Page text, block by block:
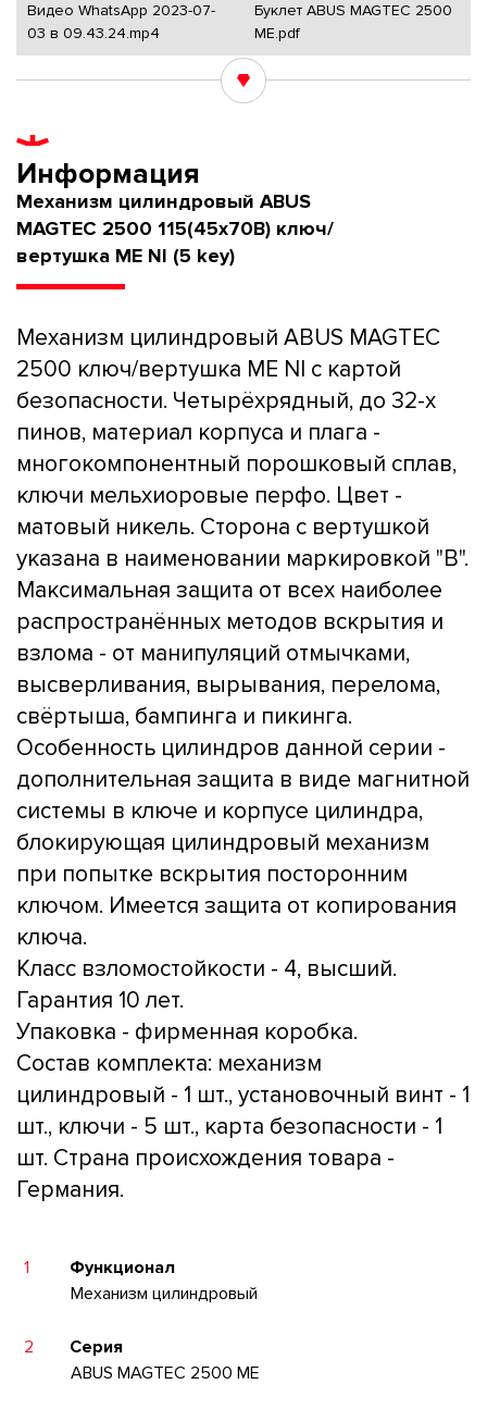
Видео WhatsApp 2023-07-
03 в 09.43.24.mp4
Буклет ABUS MAGTEC 2500
ME.pdf
Информация
Механизм цилиндровый ABUS
MAGTEC 2500 115(45x70В) ключ/
вертушка ME NI (5 key)
Механизм цилиндровый ABUS MAGTEC
2500 ключ/вертушка ME NI с картой
безопасности. Четырёхрядный, до 32-х
пинов, материал корпуса и плага -
многокомпонентный порошковый сплав,
ключи мельхиоровые перфо. Цвет -
матовый никель. Сторона с вертушкой
указана в наименовании маркировкой "B".
Максимальная защита от всех наиболее
распространённых методов вскрытия и
взлома - от манипуляций отмычками,
высверливания, вырывания, перелома,
свёртыша, бампинга и пикинга.
Особенность цилиндров данной серии -
дополнительная защита в виде магнитной
системы в ключе и корпусе цилиндра,
блокирующая цилиндровый механизм
при попытке вскрытия посторонним
ключом. Имеется защита от копирования
ключа.
Класс взломостойкости - 4, высший.
Гарантия 10 лет.
Упаковка - фирменная коробка.
Состав комплекта: механизм
цилиндровый - 1 шт., установочный винт - 1
шт., ключи - 5 шт., карта безопасности - 1
шт. Страна происхождения товара -
Германия.
1
Функционал
Механизм цилиндровый
2
Серия
ABUS MAGTEC 2500 ME